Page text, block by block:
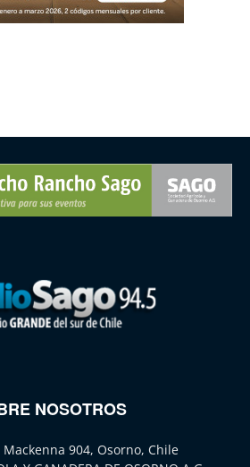
NOSOTROS
Mackenna 904, Osorno, Chile